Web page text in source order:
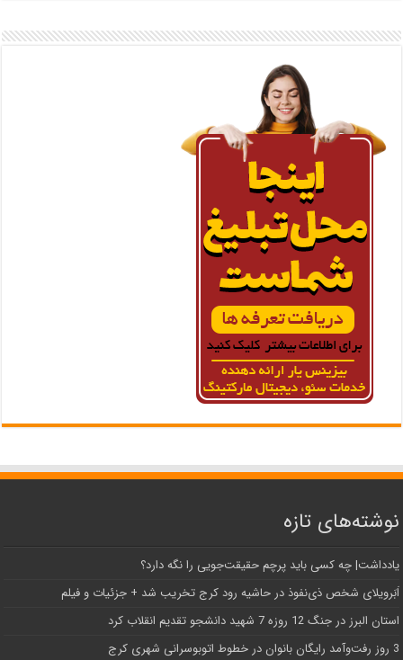
نوشته‌های تازه
یادداشت| ‌چه کسی باید پرچم حقیقت‌جویی را نگه دارد؟
اَبَر‌ویلای شخص ذی‌نفوذ در حاشیه‌ رود کرج تخریب شد + جزئیات و فیلم
استان البرز در جنگ 12 روزه 7 شهید دانشجو تقدیم انقلاب کرد
3 روز رفت‌وآمد رایگان بانوان در خطوط اتوبوسرانی شهری کرج